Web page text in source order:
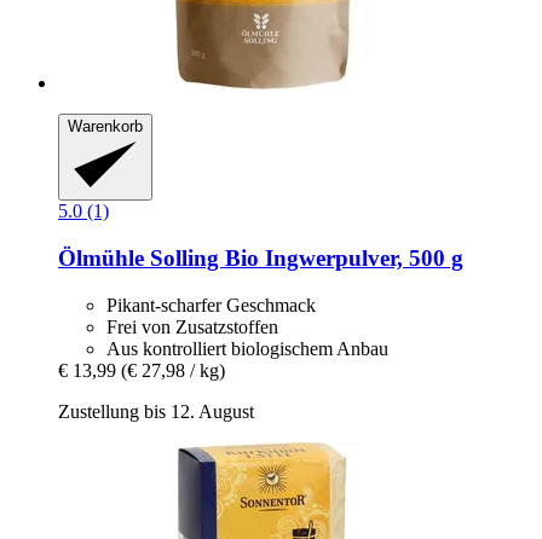
Warenkorb
5.0 (1)
Ölmühle Solling Bio Ingwerpulver, 500 g
Pikant-scharfer Geschmack
Frei von Zusatzstoffen
Aus kontrolliert biologischem Anbau
€ 13,99 (€ 27,98 / kg)
Zustellung bis 12. August